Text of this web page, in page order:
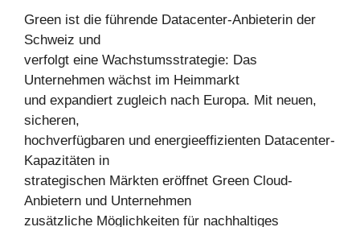
Green ist die führende Datacenter-Anbieterin der
Schweiz und
verfolgt eine Wachstumsstrategie: Das
Unternehmen wächst im Heimmarkt
und expandiert zugleich nach Europa. Mit neuen,
sicheren,
hochverfügbaren und energieeffizienten Datacenter-
Kapazitäten in
strategischen Märkten eröffnet Green Cloud-
Anbietern und Unternehmen
zusätzliche Möglichkeiten für nachhaltiges